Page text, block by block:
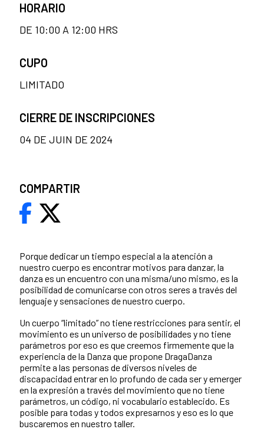
Porque dedicar un tiempo especial a la atención a
nuestro cuerpo es encontrar motivos para danzar, la
danza es un encuentro con una misma/uno mismo, es la
posibilidad de comunicarse con otros seres a través del
lenguaje y sensaciones de nuestro cuerpo.
Un cuerpo “limitado” no tiene restricciones para sentir, el
movimiento es un universo de posibilidades y no tiene
parámetros por eso es que creemos firmemente que la
experiencia de la Danza que propone DragaDanza
permite a las personas de diversos niveles de
discapacidad entrar en lo profundo de cada ser y emerger
en la expresión a través del movimiento que no tiene
parámetros, un código, ni vocabulario establecido. Es
posible para todas y todos expresarnos y eso es lo que
buscaremos en nuestro taller.
HORARIO
DE 10:00 A 12:00 HRS
CUPO
LIMITADO
CIERRE DE INSCRIPCIONES
04 DE JUIN DE 2024
COMPARTIR